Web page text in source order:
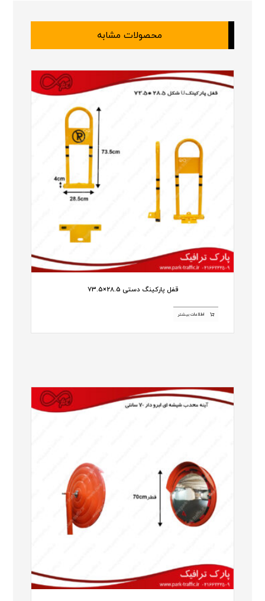
محصولات مشابه
قفل پارکینگ دستی 28.5×73.5
اطلاعات بیشتر